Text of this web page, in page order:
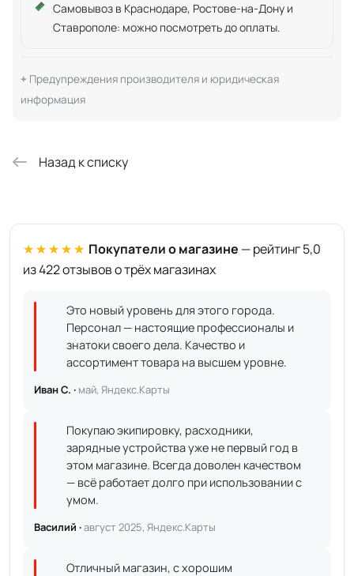
Самовывоз в Краснодаре, Ростове-на-Дону и
Ставрополе: можно посмотреть до оплаты.
Предупреждения производителя и юридическая
информация
Назад к списку
★★★★★ Покупатели о магазине — рейтинг 5,0
из 422 отзывов о трёх магазинах
Это новый уровень для этого города.
Персонал — настоящие профессионалы и
знатоки своего дела. Качество и
ассортимент товара на высшем уровне.
Иван С. · май, Яндекс.Карты
Покупаю экипировку, расходники,
зарядные устройства уже не первый год в
этом магазине. Всегда доволен качеством
— всё работает долго при использовании с
умом.
Василий ·август 2025, Яндекс.Карты
Отличный магазин, с хорошим